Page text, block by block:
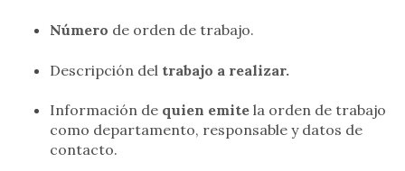
Número de orden de trabajo.
Descripción del trabajo a realizar.
Información de quien emite la orden de trabajo
como departamento, responsable y datos de
contacto.